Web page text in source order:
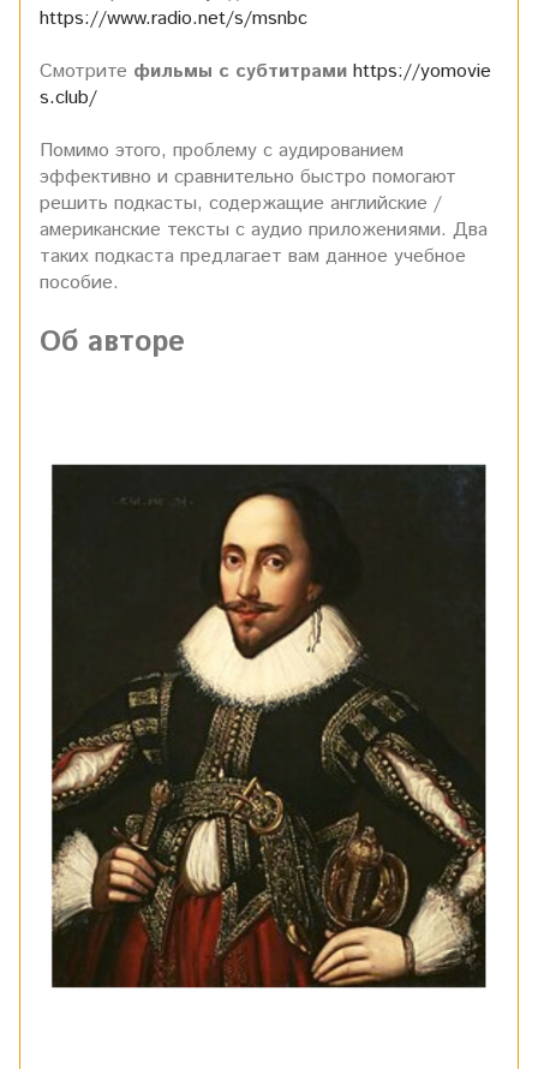
https://www.radio.net/s/msnbc
Смотрите фильмы с субтитрами https://yomovie
s.club/
Помимо этого, проблему с аудированием
эффективно и сравнительно быстро помогают
решить подкасты, содержащие английские /
американские тексты с аудио приложениями. Два
таких подкаста предлагает вам данное учебное
пособие.
Об авторе